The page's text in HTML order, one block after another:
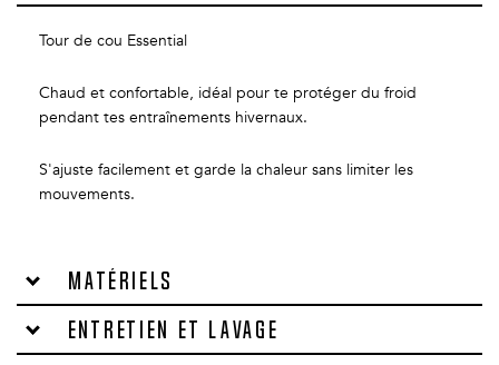
Tour de cou Essential
Chaud et confortable, idéal pour te protéger du froid
pendant tes entraînements hivernaux.
S'ajuste facilement et garde la chaleur sans limiter les
mouvements.
Matériels
Entretien et lavage